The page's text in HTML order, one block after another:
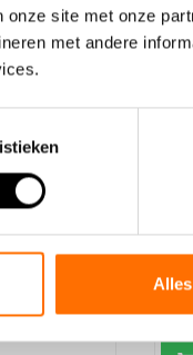
site met onze
met andere
fahrrad Sketch
drei Farben
Elektrofahrrad mit 24-